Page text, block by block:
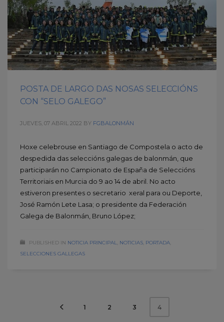
POSTA DE LARGO DAS NOSAS SELECCIÓNS
CON “SELO GALEGO”
JUEVES, 07 ABRIL 2022 BY FGBALONMÁN
Hoxe celebrouse en Santiago de Compostela o acto de
despedida das seleccións galegas de balonmán, que
participarán no Campionato de España de Seleccións
Territoriais en Murcia do 9 ao 14 de abril. No acto
estiveron presentes o secretario xeral para ou Deporte,
José Ramón Lete Lasa; o presidente da Federación
Galega de Balonmán, Bruno López;
PUBLISHED IN NOTICIA PRINCIPAL NOTICIAS PORTADA
SELECCIONES GALLEGAS
1 2 3 4